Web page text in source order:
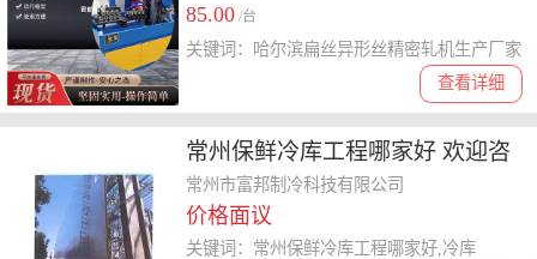
询
85.00 /台
查看详细
关键词：哈尔滨扁丝异形丝精密轧机生产厂家
常州保鲜冷库工程哪家好 欢迎咨
询 常州市富邦制冷科技供应
常州市富邦制冷科技有限公司
价格面议
关键词：常州保鲜冷库工程哪家好,冷库